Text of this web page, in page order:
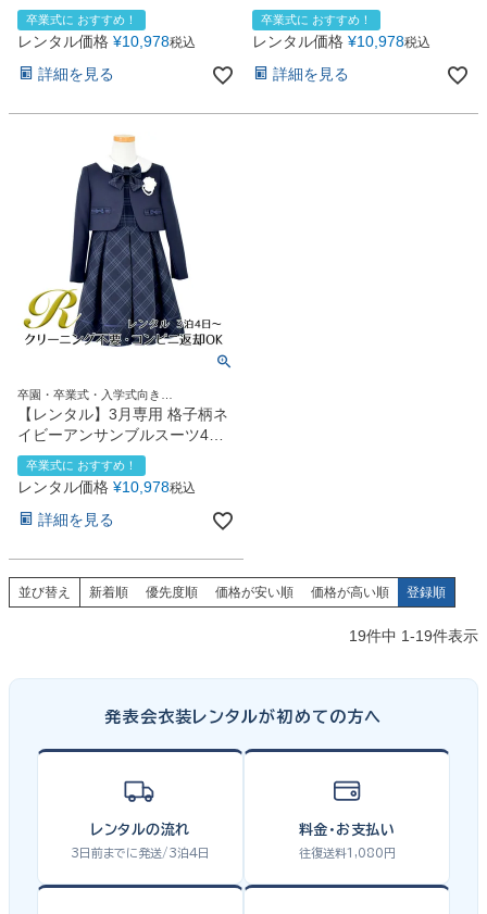
4点セット(CAT437310)ブラッ
ク
卒業式に おすすめ！
レンタル価格 ¥10,978税込
詳細を見る
ツ(CAT447367)ネイビー
卒業式に おすすめ！
レンタル価格 ¥10,978税込
詳細を見る
卒園・卒業式・入学式向き
110size120size130size
【レンタル】3月専用 格子柄ネ
イビーアンサンブルスーツ4点
セット（CAT819301） ネイビ
ー
卒業式に おすすめ！
レンタル価格 ¥10,978税込
詳細を見る
並び替え 新着順 優先度順 価格が安い順 価格が高い順 登録順
19件中 1-19件表示
発表会衣装レンタルが初めての方へ
レンタルの流れ
3日前までに発送/3泊4日
料金・お支払い
往復送料1,080円